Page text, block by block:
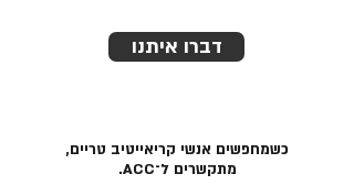
דברו איתנו
כשמחפשים אנשי קריאייטיב טריים,
מתקשרים ל־ACC.